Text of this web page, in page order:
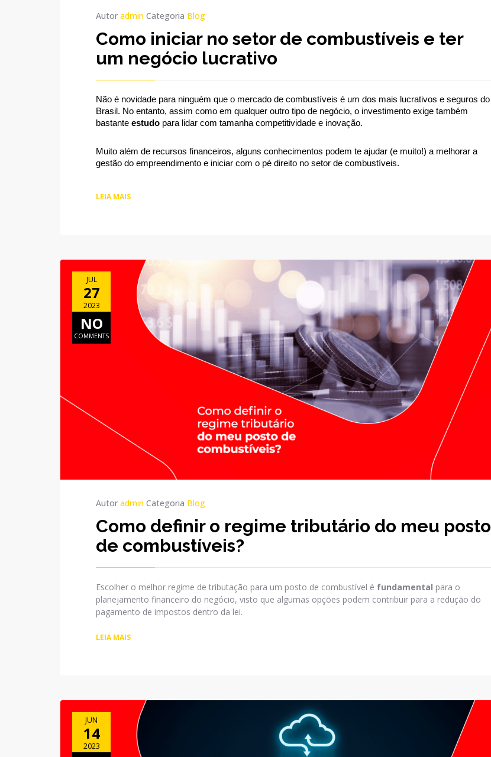
Autor admin Categoria Blog
Como iniciar no setor de combustíveis e ter
um negócio lucrativo
Não é novidade para ninguém que o mercado de combustíveis é um dos mais lucrativos e seguros do
Brasil. No entanto, assim como em qualquer outro tipo de negócio, o investimento exige também
bastante estudo para lidar com tamanha competitividade e inovação.
Muito além de recursos financeiros, alguns conhecimentos podem te ajudar (e muito!) a melhorar a
gestão do empreendimento e iniciar com o pé direito no setor de combustíveis.
LEIA MAIS
JUL
27
2023
NO
COMMENTS
Autor admin Categoria Blog
Como definir o regime tributário do meu posto
de combustíveis?
Escolher o melhor regime de tributação para um posto de combustível é fundamental para o
planejamento financeiro do negócio, visto que algumas opções podem contribuir para a redução do
pagamento de impostos dentro da lei.
LEIA MAIS
JUN
14
2023